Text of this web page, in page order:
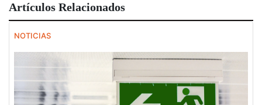
Artículos Relacionados
NOTICIAS